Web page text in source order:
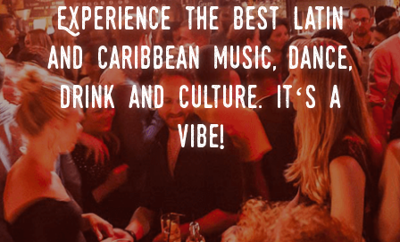
Experience the best latin
and caribbean music,dance,
drink and culture.it‘s a
vibe!